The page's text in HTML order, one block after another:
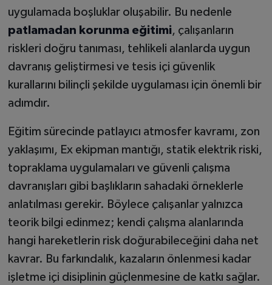
uygulamada boşluklar oluşabilir. Bu nedenle
patlamadan korunma eğitimi, çalışanların
riskleri doğru tanıması, tehlikeli alanlarda uygun
davranış geliştirmesi ve tesis içi güvenlik
kurallarını bilinçli şekilde uygulaması için önemli bir
adımdır.
Eğitim sürecinde patlayıcı atmosfer kavramı, zon
yaklaşımı, Ex ekipman mantığı, statik elektrik riski,
topraklama uygulamaları ve güvenli çalışma
davranışları gibi başlıkların sahadaki örneklerle
anlatılması gerekir. Böylece çalışanlar yalnızca
teorik bilgi edinmez; kendi çalışma alanlarında
hangi hareketlerin risk doğurabileceğini daha net
kavrar. Bu farkındalık, kazaların önlenmesi kadar
işletme içi disiplinin güçlenmesine de katkı sağlar.